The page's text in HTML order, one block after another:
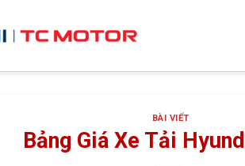
BÀI VIẾT
Bảng Giá Xe Tải